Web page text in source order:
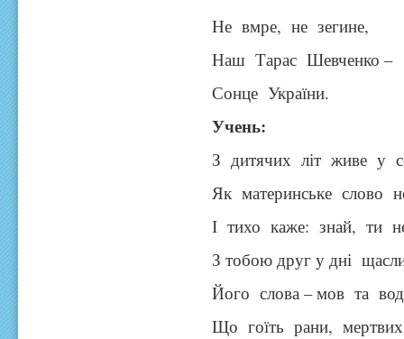
Не вмре, не зегине,
Наш Тарас Шевченко –
Сонце України.
Учень:
З дитячих літ живе у
Як материнське слово
І тихо каже: знай, ти
З тобою друг у дні
Його слова – мов та
Що гоїть рани,